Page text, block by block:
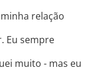
relação
Eu sempre
muito - mas eu